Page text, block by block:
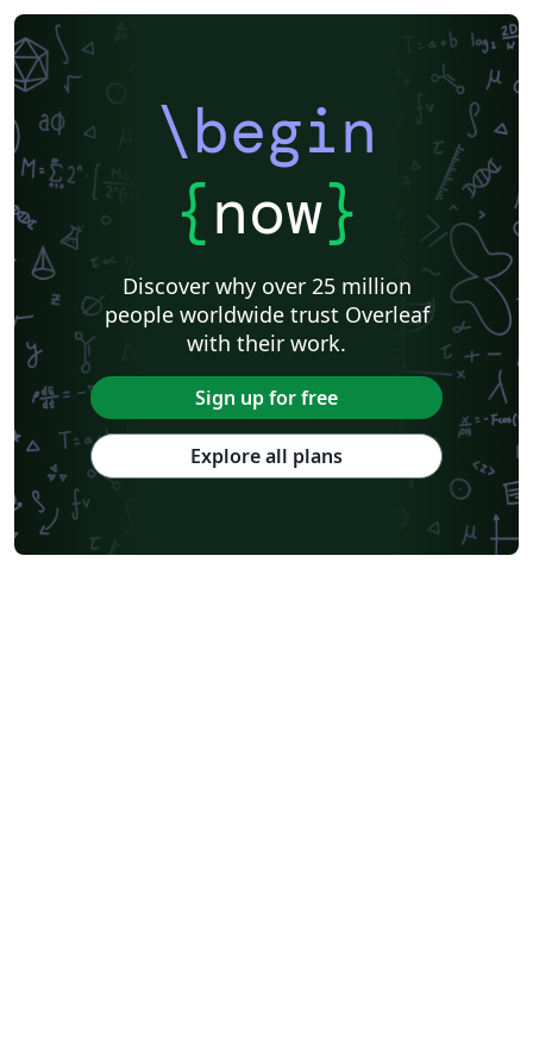
\begin
{now}
Discover why over 25 million
people worldwide trust Overleaf
with their work.
Sign up for free
Explore all plans